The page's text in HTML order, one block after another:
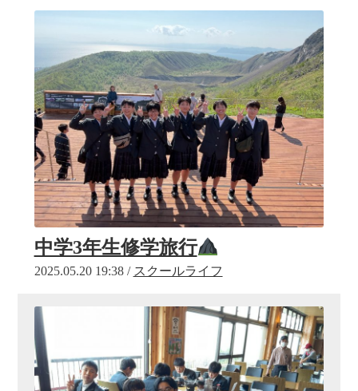
中学3年生修学旅行
2025.05.20 19:38 / スクールライフ